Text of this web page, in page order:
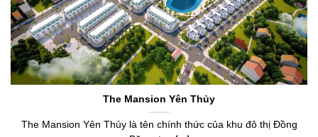
The Mansion Yên Thủy
The Mansion Yên Thủy là tên chính thức của khu đô thị Đồng